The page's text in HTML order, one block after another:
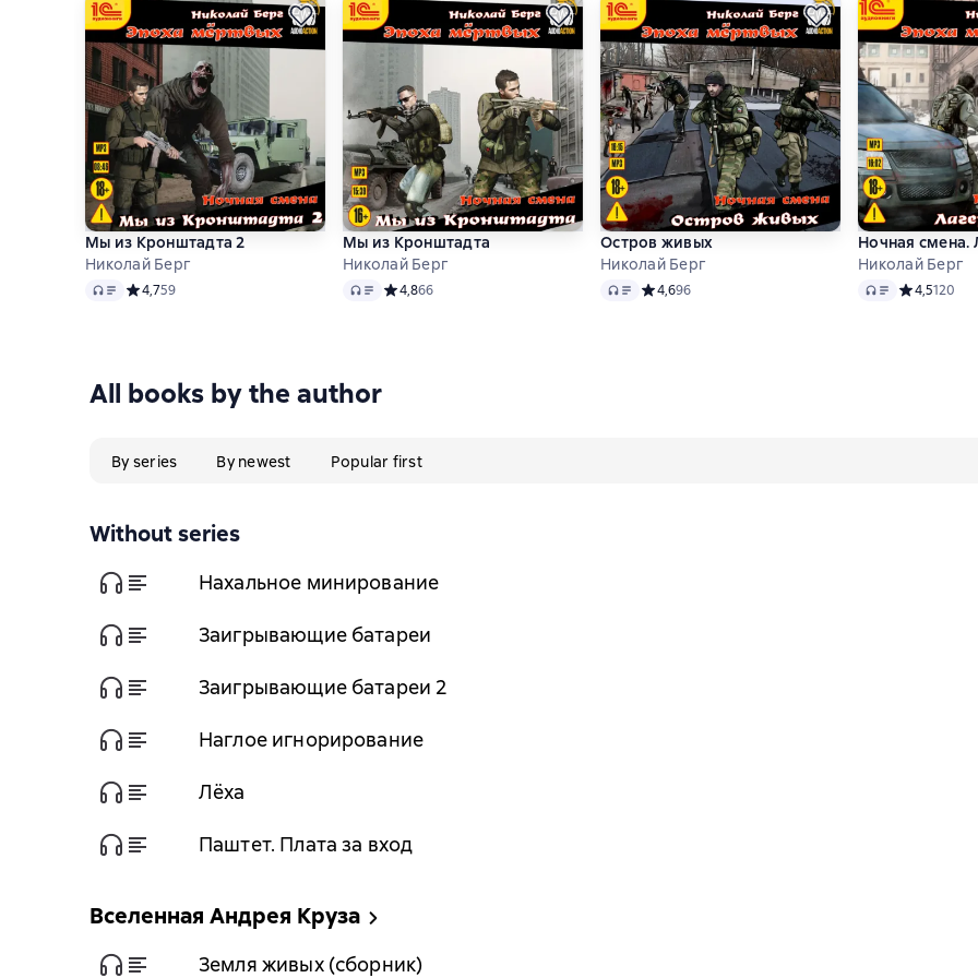
Мы из Кронштадта 2
Николай Берг
Audio Средний рейтинг 4,7 на основе 59 оценок
4,759
Мы из Кронштадта
Николай Берг
Audio Средний рейтинг 4,8 на основе 66 оценок
4,866
Остров живых
Николай Берг
Audio Средний рейтинг 4,6 на основе 96 оценок
4,696
Ночная смена.
Николай Берг
Audio Средний
4,5120
All books by the author
By series By newest Popular first
Without series
Нахальное минирование
Заигрывающие батареи
Заигрывающие батареи 2
Наглое игнорирование
Лёха
Паштет. Плата за вход
Вселенная Андрея Круза
Земля живых (сборник)